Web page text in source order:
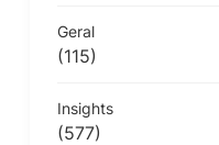
Geral
(115)
Insights
(577)